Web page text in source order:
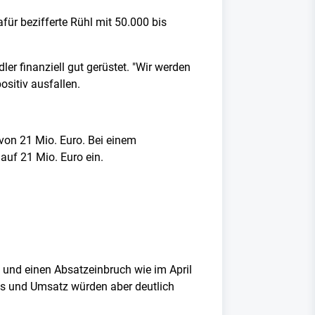
bezifferte Rühl mit 50.000 bis
finanziell gut gerüstet. "Wir werden
ausfallen.
21 Mio. Euro. Bei einem
21 Mio. Euro ein.
einen Absatzeinbruch wie im April
und Umsatz würden aber deutlich